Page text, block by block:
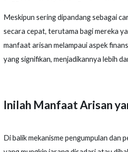
Meskipun sering dipandang sebagai
secara cepat, terutama bagi mereka
manfaat arisan melampaui aspek
yang signifikan, menjadikannya lebih
Inilah Manfaat Arisan
Di balik mekanisme pengumpulan dan